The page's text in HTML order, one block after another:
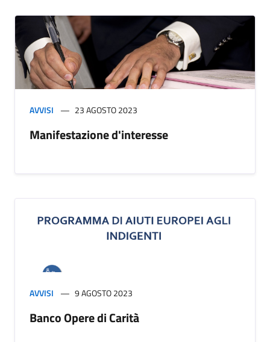
AVVISI 23 AGOSTO 2023
Manifestazione d'interesse
AVVISI 9 AGOSTO 2023
Banco Opere di Carità